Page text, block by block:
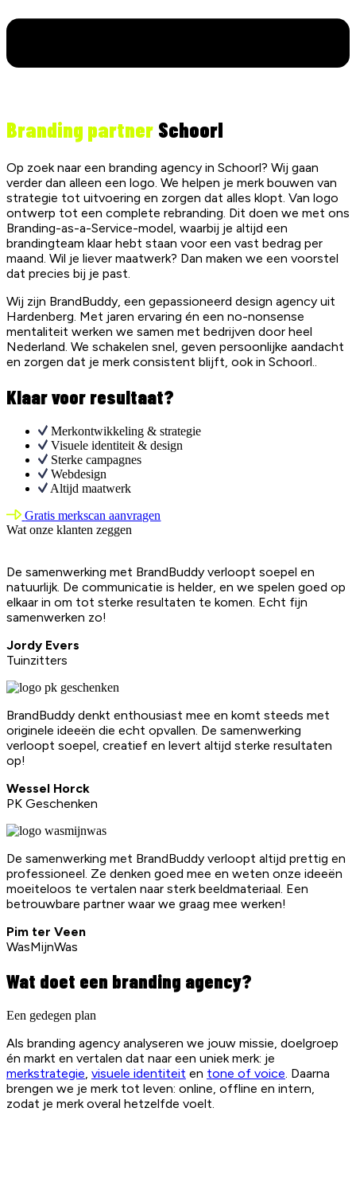
Branding partner Schoorl
Op zoek naar een branding agency in Schoorl? Wij gaan
verder dan alleen een logo. We helpen je merk bouwen van
strategie tot uitvoering en zorgen dat alles klopt. Van logo
ontwerp tot een complete rebranding. Dit doen we met ons
Branding-as-a-Service-model, waarbij je altijd een
brandingteam klaar hebt staan voor een vast bedrag per
maand. Wil je liever maatwerk? Dan maken we een voorstel
dat precies bij je past.
Wij zijn BrandBuddy, een gepassioneerd design agency uit
Hardenberg. Met jaren ervaring én een no-nonsense
mentaliteit werken we samen met bedrijven door heel
Nederland. We schakelen snel, geven persoonlijke aandacht
en zorgen dat je merk consistent blijft, ook in Schoorl..
Klaar voor resultaat?
Merkontwikkeling & strategie
Visuele identiteit & design
Sterke campagnes
Webdesign
Altijd maatwerk
Gratis merkscan aanvragen
Wat onze klanten zeggen
De samenwerking met BrandBuddy verloopt soepel en
natuurlijk. De communicatie is helder, en we spelen goed op
elkaar in om tot sterke resultaten te komen. Echt fijn
samenwerken zo!
Jordy Evers
Tuinzitters
BrandBuddy denkt enthousiast mee en komt steeds met
originele ideeën die echt opvallen. De samenwerking
verloopt soepel, creatief en levert altijd sterke resultaten
op!
Wessel Horck
PK Geschenken
De samenwerking met BrandBuddy verloopt altijd prettig en
professioneel. Ze denken goed mee en weten onze ideeën
moeiteloos te vertalen naar sterk beeldmateriaal. Een
betrouwbare partner waar we graag mee werken!
Pim ter Veen
WasMijnWas
Wat doet een branding agency?
Een gedegen plan
Als branding agency analyseren we jouw missie, doelgroep
én markt en vertalen dat naar een uniek merk: je
merkstrategie, visuele identiteit en tone of voice. Daarna
brengen we je merk tot leven: online, offline en intern,
zodat je merk overal hetzelfde voelt.